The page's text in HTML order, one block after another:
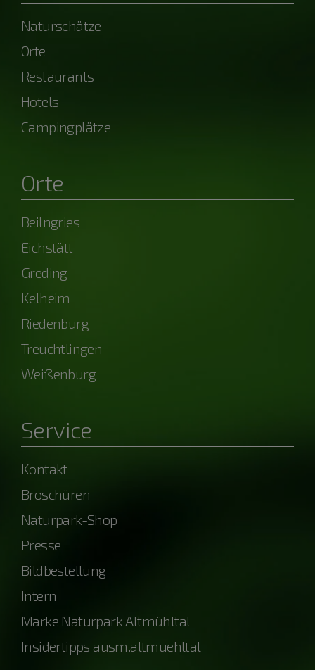
Naturschätze
Orte
Restaurants
Hotels
Campingplätze
Orte
Beilngries
Eichstätt
Greding
Kelheim
Riedenburg
Treuchtlingen
Weißenburg
Service
Kontakt
Broschüren
Naturpark-Shop
Presse
Bildbestellung
Intern
Marke Naturpark Altmühltal
Insidertipps ausm.altmuehltal